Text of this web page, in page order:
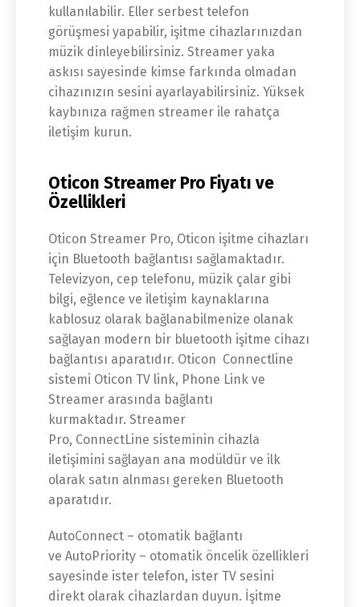
kullanılabilir. Eller serbest telefon
görüşmesi yapabilir, işitme cihazlarınızdan
müzik dinleyebilirsiniz. Streamer yaka
askısı sayesinde kimse farkında olmadan
cihazınızın sesini ayarlayabilirsiniz. Yüksek
kaybınıza rağmen streamer ile rahatça
iletişim kurun.
Oticon Streamer Pro Fiyatı ve
Özellikleri
Oticon Streamer Pro, Oticon işitme cihazları
için Bluetooth bağlantısı sağlamaktadır.
Televizyon, cep telefonu, müzik çalar gibi
bilgi, eğlence ve iletişim kaynaklarına
kablosuz olarak bağlanabilmenize olanak
sağlayan modern bir bluetooth işitme cihazı
bağlantısı aparatıdır. Oticon Connectline
sistemi Oticon TV link, Phone Link ve
Streamer arasında bağlantı
kurmaktadır. Streamer
Pro, ConnectLine sisteminin cihazla
iletişimini sağlayan ana modüldür ve ilk
olarak satın alnması gereken Bluetooth
aparatıdır.
AutoConnect – otomatik bağlantı
ve AutoPriority – otomatik öncelik özellikleri
sayesinde ister telefon, ister TV sesini
direkt olarak cihazlardan duyun. İşitme